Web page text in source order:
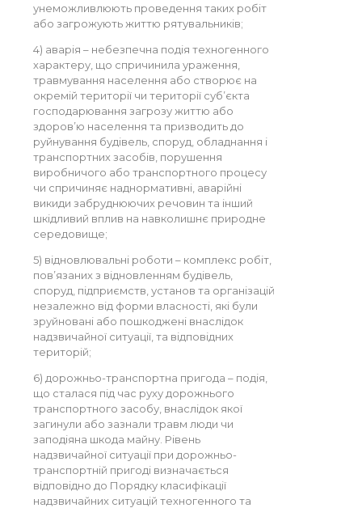
унеможливлюють проведення таких робіт
або загрожують життю рятувальників;
4) аварія – небезпечна подія техногенного
характеру, що спричинила ураження,
травмування населення або створює на
окремій території чи території суб’єкта
господарювання загрозу життю або
здоров’ю населення та призводить до
руйнування будівель, споруд, обладнання і
транспортних засобів, порушення
виробничого або транспортного процесу
чи спричиняє наднормативні, аварійні
викиди забруднюючих речовин та інший
шкідливий вплив на навколишнє природне
середовище;
5) відновлювальні роботи – комплекс робіт,
пов’язаних з відновленням будівель,
споруд, підприємств, установ та організацій
незалежно від форми власності, які були
зруйновані або пошкоджені внаслідок
надзвичайної ситуації, та відповідних
територій;
6) дорожньо-транспортна пригода – подія,
що сталася під час руху дорожнього
транспортного засобу, внаслідок якої
загинули або зазнали травм люди чи
заподіяна шкода майну. Рівень
надзвичайної ситуації при дорожньо-
транспортній пригоді визначається
відповідно до Порядку класифікації
надзвичайних ситуацій техногенного та